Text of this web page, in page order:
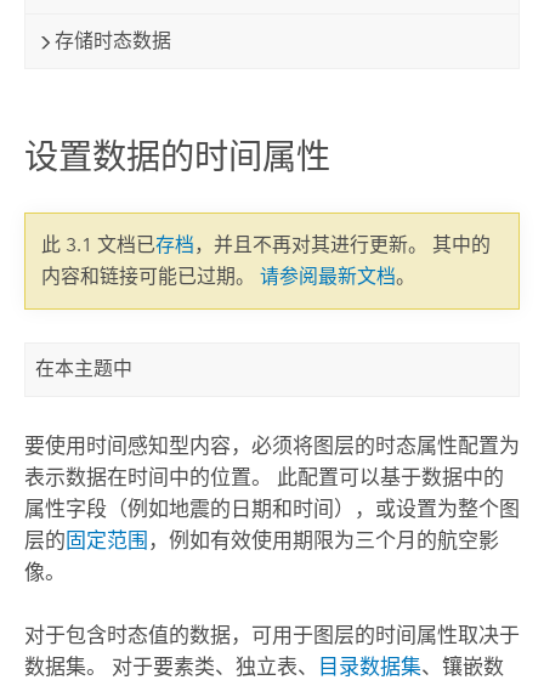
存储时态数据
设置数据的时间属性
此 3.1 文档已存档，并且不再对其进行更新。 其中的
内容和链接可能已过期。 请参阅最新文档。
在本主题中
要使用时间感知型内容，必须将图层的时态属性配置为
表示数据在时间中的位置。 此配置可以基于数据中的
属性字段（例如地震的日期和时间），或设置为整个图
层的固定范围 ，例如有效使用期限为三个月的航空影
像。
对于包含时态值的数据，可用于图层的时间属性取决于
数据集。 对于要素类、独立表、
目录数据集、镶嵌数